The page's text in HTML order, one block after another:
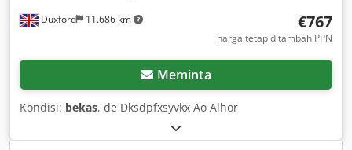
Duxford 11.686 km €767
harga tetap ditambah PPN
Meminta
Kondisi: bekas, de Dksdpfxsyvkx Ao Alhor